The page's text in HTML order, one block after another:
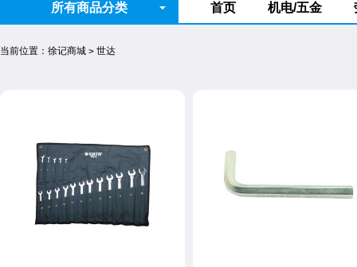
所有商品分类 首页 机电/五金
当前位置： 徐记商城 > 世达